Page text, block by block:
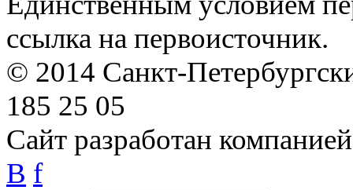
ссылка на первоисточник.
© 2014 Санкт-
185 25 05
Сайт разработан
B f